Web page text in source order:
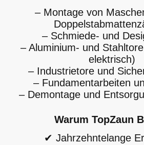
– Montage von
– Schmiede- und
– Aluminium- und
elektrisch)
– Industrietore und
– Fundamentarbeiten
– Demontage und
Warum TopZaun
✔ Jahrzehntelange